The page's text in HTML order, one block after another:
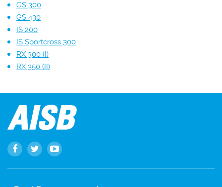
GS 300
GS 430
IS 200
IS Sportcross 300
RX 300 (I)
RX 350 (II)